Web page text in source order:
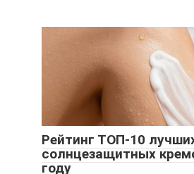
Рейтинг ТОП-10
солнцезащитных
году